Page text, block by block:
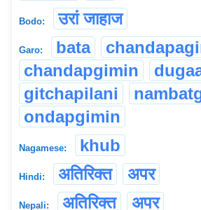
Bodo: उरां जाहाज
Garo: bata
chandapgimin
gitchapilani
ondapgimin
Nagamese: khub
Hindi: अतिरिक्त अपर
Nepali: अतिरिक्त अपर